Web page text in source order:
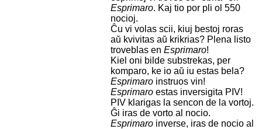
Esprimaro. Kaj tio por pli ol 550
nocioj.
Ĉu vi volas scii, kiuj bestoj roras
aŭ kvivitas aŭ krikrias? Plena listo
troveblas en Esprimaro!
Kiel oni bilde substrekas, per
komparo, ke io aŭ iu estas bela?
Esprimaroinstruos vin!
Esprimaroestas inversigita PIV!
PIV klarigas la sencon de la vortoj.
Ĝi iras de vorto al nocio.
Esprimaroinverse, iras de nocio al